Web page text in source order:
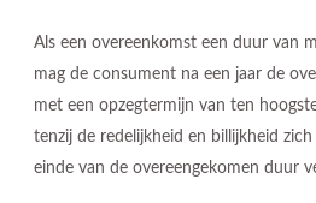
Als een overeenkomst een duur van
mag de consument na een jaar de
met een opzegtermijn van ten
tenzij de redelijkheid en billijkheid
einde van de overeengekomen duur